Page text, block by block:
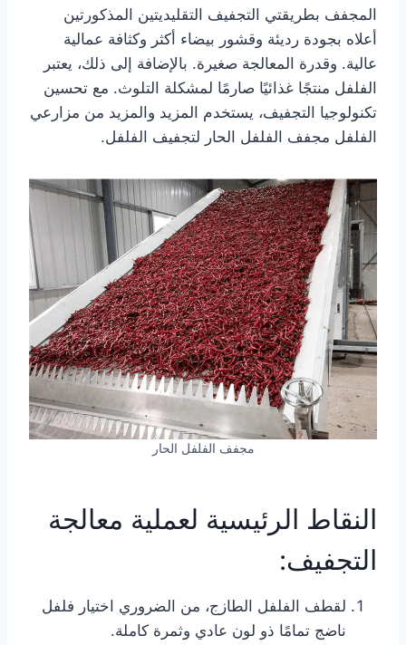
المجفف بطريقتي التجفيف التقليديتين المذكورتين
أعلاه بجودة رديئة وقشور بيضاء أكثر وكثافة عمالية
عالية. وقدرة المعالجة صغيرة. بالإضافة إلى ذلك، يعتبر
الفلفل منتجًا غذائيًا صارمًا لمشكلة التلوث. مع تحسين
تكنولوجيا التجفيف، يستخدم المزيد والمزيد من مزارعي
الفلفل مجفف الفلفل الحار لتجفيف الفلفل.
مجفف الفلفل الحار
النقاط الرئيسية لعملية معالجة
التجفيف:
لقطف الفلفل الطازج، من الضروري اختيار فلفل
ناضج تمامًا ذو لون عادي وثمرة كاملة.